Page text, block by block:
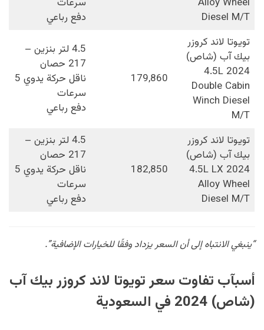
Alloy Wheel
Diesel M/T
سرعات
دفع رباعي
تويوتا لاند كروزر
بيك آب (شاص)
2024 4.5L
Double Cabin
Winch Diesel
M/T
179,860
4.5 لتر بنزين –
217 حصان
ناقل حركة يدوي 5
سرعات
دفع رباعي
تويوتا لاند كروزر
بيك آب (شاص)
2024 4.5L LX
Alloy Wheel
Diesel M/T
182,850
4.5 لتر بنزين –
217 حصان
ناقل حركة يدوي 5
سرعات
دفع رباعي
“ينبغي الانتباه إلى أن السعر يزداد وفقًا للخيارات الإضافية”.
أسبآب تفاوت سعر تويوتا لاند كروزر بيك آب
(شاص) 2024 في السعودية